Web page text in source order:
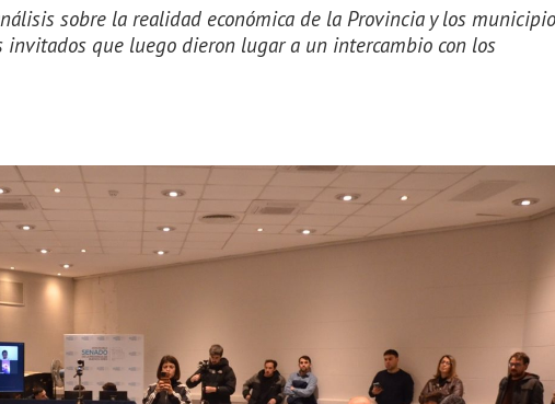
sobre la realidad económica de la Provincia y los
invitados que luego dieron lugar a un intercambio con los